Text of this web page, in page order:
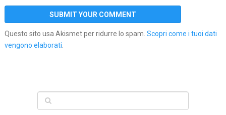
Questo sito usa Akismet per ridurre lo spam. Scopri come i tuoi dati
vengono elaborati.